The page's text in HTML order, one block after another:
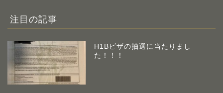
注目の記事
H1Bビザの抽選に当たりまし
た！！！